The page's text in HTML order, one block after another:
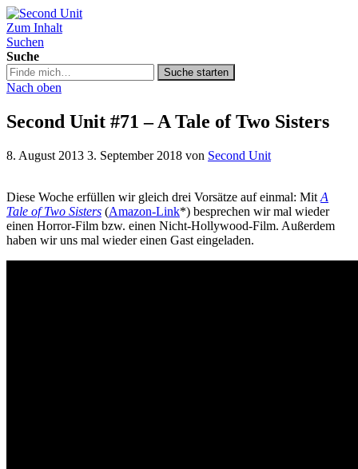
Second Unit
Zum Inhalt
Suchen
Suche
Suche
in
podcast.de/
Suche starten
Nach oben
Second Unit #71 – A Tale of Two Sisters
8. August 2013 3. September 2018 von Second Unit
Diese Woche erfüllen wir gleich drei Vorsätze auf einmal: Mit A
Tale of Two Sisters (Amazon-Link*) besprechen wir mal wieder
einen Horror-Film bzw. einen Nicht-Hollywood-Film. Außerdem
haben wir uns mal wieder einen Gast eingeladen.